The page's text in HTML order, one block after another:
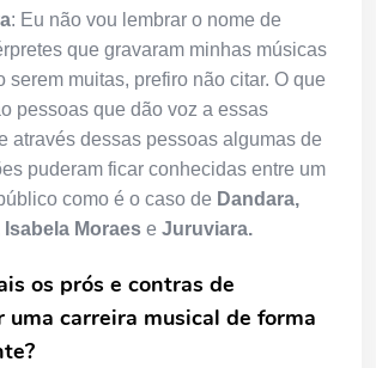
: Eu não vou lembrar o nome de
que gravaram minhas músicas
serem muitas, prefiro não citar. O que
pessoas que dão voz a essas
através dessas pessoas algumas de
puderam ficar conhecidas entre um
como é o caso de Dandara,
Moraes e Juruviara.
os prós e contras de
uma carreira musical de forma